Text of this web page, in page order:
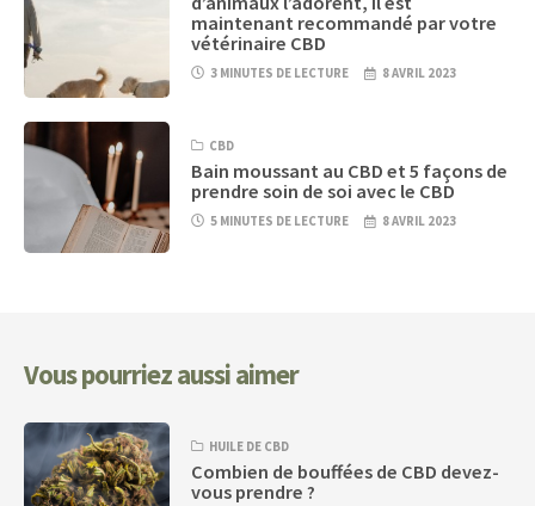
maintenant recommandé par votre
vétérinaire CBD
3 MINUTES DE LECTURE 8 AVRIL 2023
CBD
Bain moussant au CBD et 5 façons de
prendre soin de soi avec le CBD
5 MINUTES DE LECTURE 8 AVRIL 2023
Vous pourriez aussi aimer
HUILE DE CBD
Combien de bouffées de CBD devez-
vous prendre ?